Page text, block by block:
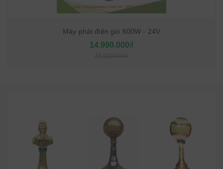
Máy phát điện gió 600W - 24V
14.990.000₫